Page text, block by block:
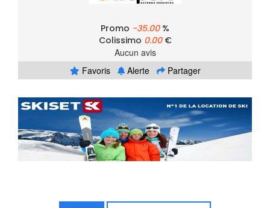
Promo -35.00%
Colissimo 0.00€
Aucun avis
Favoris
Alerte Partager